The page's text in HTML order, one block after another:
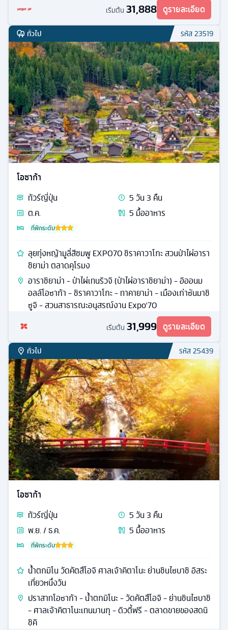
เริ่มต้น 31,888 ดูรายละเอียด
ทั่วไป รหัส23519
โอซาก้า
ทัวร์ญี่ปุ่น 5วัน3 คืน
ต.ค.
5 มื้ออาหาร
ที่พักระดับ
ลุยทุ่งหญ้ามูลี่สีชมพู EXPO70 ชิราคาวาโกะ สวนป่าไผ่อารา
ชิยาม่า ตลาดคุโรมง
อาราชิยาม่า - ป่าไผ่เทนริวจิ (ป่าไผ่อาราชิยาม่า) - อิออนม
อลล์โอซาก้า - ชิราคาวาโกะ - ทาคายาม่า - เมืองเก่าซันมาชิ
ซูจิ - สวนสาธารณะอนุสรณ์งาน Expo'70
เริ่มต้น 31,999 ดูรายละเอียด
ทั่วไป รหัส25439
โอซาก้า
ทัวร์ญี่ปุ่น 5วัน3 คืน
พ.ย. / ธ.ค.
5 มื้ออาหาร
ที่พักระดับ
น้ำตกมิโน วัดคัตสึโอจิ ศาลเจ้าคิตาโนะ ย่านชินไซบาชิ อิสระ
เที่ยวหนึ่งวัน
ปราสาทโอซาก้า - น้ำตกมิโนะ - วัดคัตสึโอจิ - ย่านชินไซบาชิ
- ศาลเจ้าคิตาโนะเทนมานกุ - ดิวตี้ฟรี - ตลาดขายของสดนิ
ชิคิ